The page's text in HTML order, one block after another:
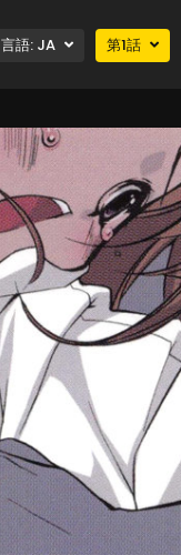
言語: JA 第1話